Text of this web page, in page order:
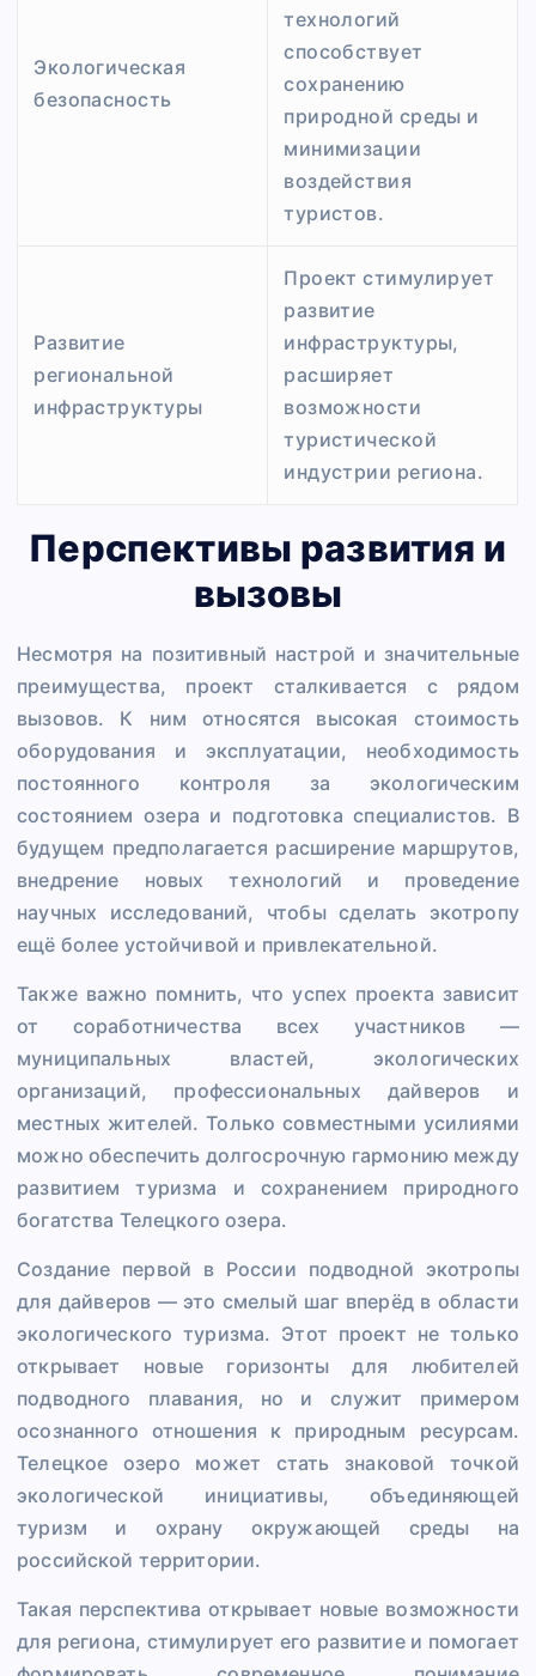
Экологическая
безопасность
технологий
способствует
сохранению
природной среды и
минимизации
воздействия
туристов.
Развитие
региональной
инфраструктуры
Проект стимулирует
развитие
инфраструктуры,
расширяет
возможности
туристической
индустрии региона.
Перспективы развития и
вызовы
Несмотря на позитивный настрой и значительные
преимущества, проект сталкивается с рядом
вызовов. К ним относятся высокая стоимость
оборудования и эксплуатации, необходимость
постоянного контроля за экологическим
состоянием озера и подготовка специалистов. В
будущем предполагается расширение маршрутов,
внедрение новых технологий и проведение
научных исследований, чтобы сделать экотропу
ещё более устойчивой и привлекательной.
Также важно помнить, что успех проекта зависит
от соработничества всех участников —
муниципальных властей, экологических
организаций, профессиональных дайверов и
местных жителей. Только совместными усилиями
можно обеспечить долгосрочную гармонию между
развитием туризма и сохранением природного
богатства Телецкого озера.
Создание первой в России подводной экотропы
для дайверов — это смелый шаг вперёд в области
экологического туризма. Этот проект не только
открывает новые горизонты для любителей
подводного плавания, но и служит примером
осознанного отношения к природным ресурсам.
Телецкое озеро может стать знаковой точкой
экологической инициативы, объединяющей
туризм и охрану окружающей среды на
российской территории.
Такая перспектива открывает новые возможности
для региона, стимулирует его развитие и помогает